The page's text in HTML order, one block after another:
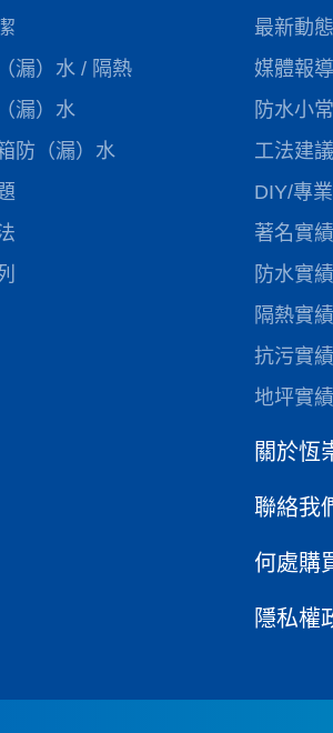
漏）水 / 隔熱
漏）水
防（漏）水
最新動態
媒體報導
防水小
工法建
DIY/專
著名實績
防水實績
隔熱實績
抗污實績
地坪實績
關於恆
聯絡我
何處購
隱私權